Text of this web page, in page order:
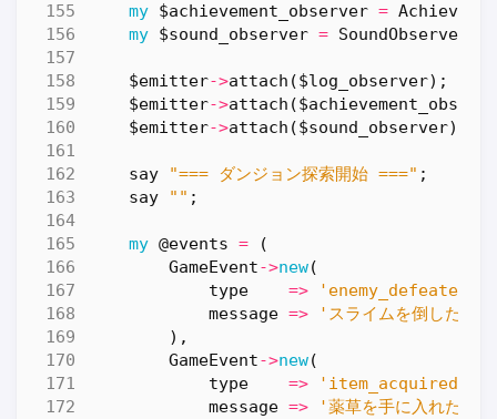
my $achievement_observer =
my $sound_observer = SoundObserver
$emitter->attach ($log_observer);
$emitter->attach (
$emitter->attach ($sound_observer);
say "=== ダンジョン探索開始 ===" ;
say
"" ;
my @events =
(
GameEvent->new(
type
=> 'enemy_defeated'
message => 'スライムを倒した！'
),
GameEvent->new(
type
=> 'item_acquired'
message => '薬草を手に入れた！'